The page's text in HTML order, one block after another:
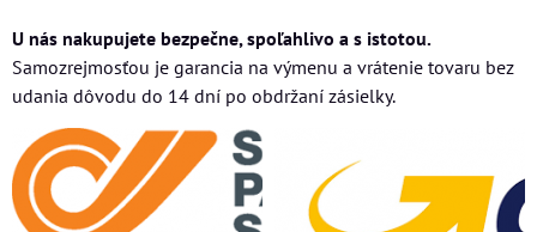
U nás nakupujete bezpečne, spoľahlivo a s istotou.
Samozrejmosťou je garancia na výmenu a vrátenie tovaru bez
udania dôvodu do 14 dní po obdržaní zásielky.